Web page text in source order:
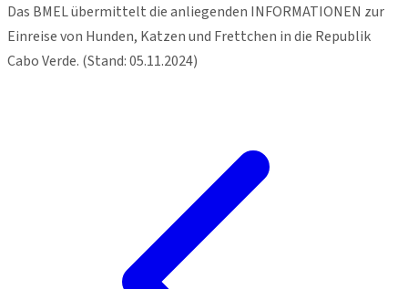
Das BMEL übermittelt die anliegenden INFORMATIONEN zur
Einreise von Hunden, Katzen und Frettchen in die Republik
Cabo Verde. (Stand: 05.11.2024)